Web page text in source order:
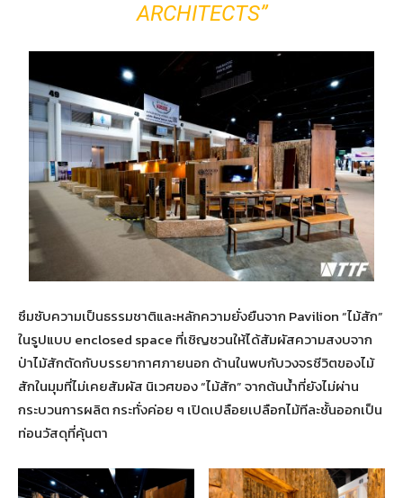
ARCHITECTS”
ซึมซับความเป็นธรรมชาติและหลักความยั่งยืนจาก Pavilion “ไม้สัก”
ในรูปแบบ enclosed space ที่เชิญชวนให้ได้สัมผัสความสงบจาก
ป่าไม้สักตัดกับบรรยากาศภายนอก ด้านในพบกับวงจรชีวิตของไม้
สักในมุมที่ไม่เคยสัมผัส นิเวศของ “ไม้สัก” จากต้นน้ำที่ยังไม่ผ่าน
กระบวนการผลิต กระทั่งค่อย ๆ เปิดเปลือยเปลือกไม้ทีละชั้นออกเป็น
ท่อนวัสดุที่คุ้นตา